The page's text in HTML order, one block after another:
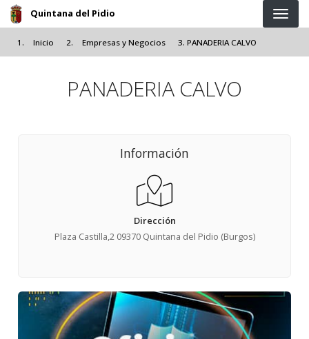
Pasar al contenido principal
Quintana del Pidio
Inicio Empresas y Negocios PANADERIA CALVO
PANADERIA CALVO
Información
Dirección
Plaza Castilla,2 09370 Quintana del Pidio (Burgos)